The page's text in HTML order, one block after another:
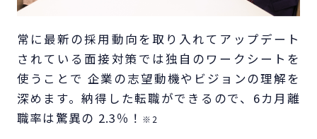
常に最新の採用動向を取り入れてアップデート
されている面接対策では独自のワークシートを
使うことで 企業の志望動機やビジョンの理解を
深めます。納得した転職ができるので、6カ月離
職率は驚異の 2.3％！ ※2